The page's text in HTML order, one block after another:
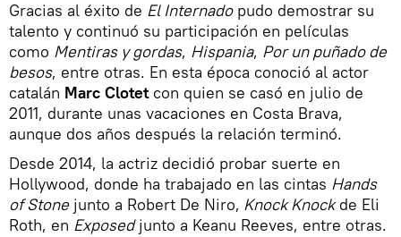
Gracias al éxito de El Internadopudo demostrar su
talento y continuó su participación en películas
como Mentiras y gordas, Hispania, Por un puñado de
besos, entre otras. En esta época conoció al actor
catalán Marc Clotetcon quien se casó en julio de
2011, durante unas vacaciones en Costa Brava,
aunque dos años después la relación terminó.
Desde 2014, la actriz decidió probar suerte en
Hollywood, donde ha trabajado en las cintas Hands
of Stonejunto a Robert De Niro, Knock Knockde Eli
Roth, en Exposedjunto a Keanu Reeves, entre otras.